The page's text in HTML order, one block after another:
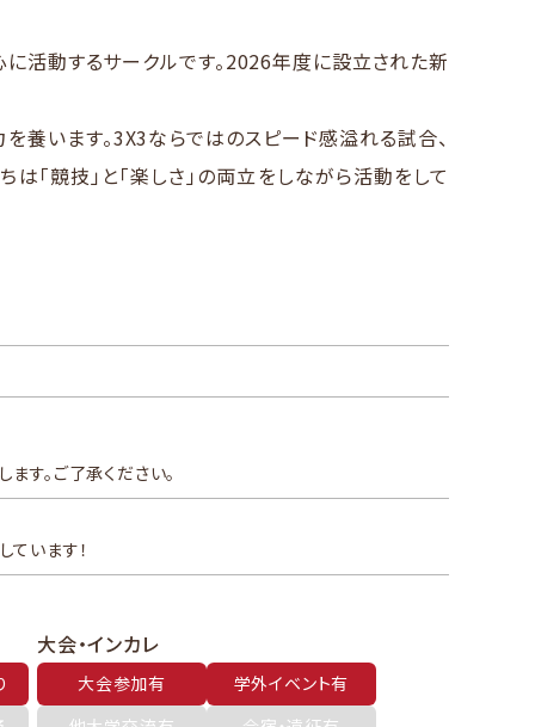
活動するサークルです。2026年度に設立された新
います。3X3ならではのスピード感溢れる試合、
「競技」と「楽しさ」の両立をしながら活動をして
す。ご了承ください。
います！
大会・インカレ
大会参加有
学外イベント有